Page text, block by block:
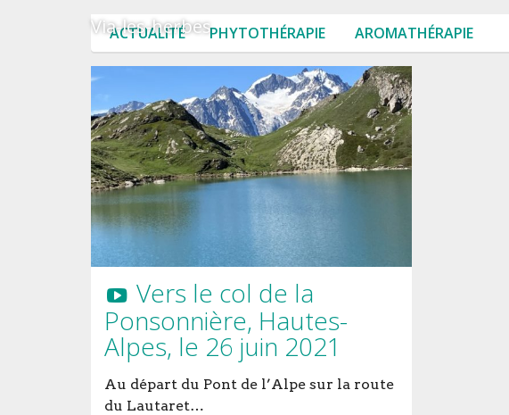
Via-les-herbes
ACTUALITÉ PHYTOTHÉRAPIE AROMATHÉRAPIE
Vers le col de la
Ponsonnière, Hautes-
Alpes, le 26 juin 2021
Au départ du Pont de l’Alpe sur la route
du Lautaret…